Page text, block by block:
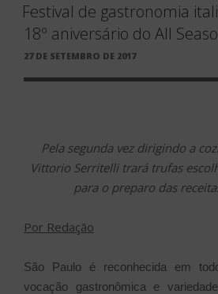
Festival de gastronomia
18º aniversário do All
PUBLICADO
27 DE SETEMBRO DE 2017
Pela segunda vez dirigindo a
Vittorio Serritelli trará trufas
para o preparo das
Por Redação
São Paulo é reconhecida em
vocação gastronômica e